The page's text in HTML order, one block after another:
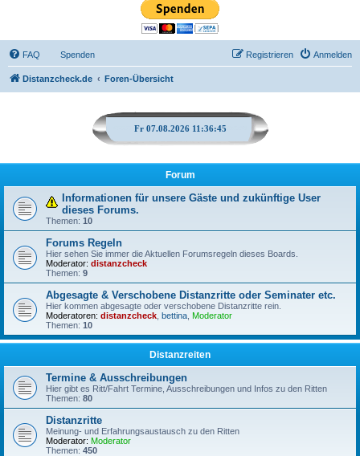
FAQ Spenden Anmelden
Registrieren
Distanzcheck.de Foren-Übersicht
Fr 07.08.2026 11:36:45
Forum
Informationen für unsere Gäste und zukünftige User
dieses Forums.
Themen: 10
Forums Regeln
Hier sehen Sie immer die Aktuellen Forumsregeln dieses Boards.
Moderator: distanzcheck
Themen: 9
Abgesagte & Verschobene Distanzritte oder Seminater etc.
Hier kommen abgesagte oder verschobene Distanzritte rein.
Moderatoren: distanzcheck bettina Moderator
Themen: 10
Distanzreiten
Termine & Ausschreibungen
Hier gibt es Ritt/Fahrt Termine, Ausschreibungen und Infos zu den Ritten
Themen: 80
Distanzritte
Meinung- und Erfahrungsaustausch zu den Ritten
Moderator: Moderator
Themen: 450